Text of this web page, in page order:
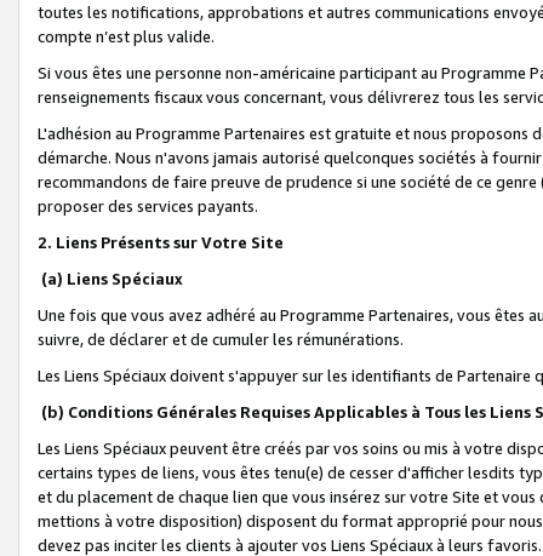
toutes les notifications, approbations et autres communications
compte n’est plus valide.
Si vous êtes une personne non-américaine participant au
renseignements fiscaux vous concernant, vous délivrerez tous les
L'adhésion au Programme Partenaires est gratuite et nous proposons
démarche. Nous n'avons jamais autorisé quelconques sociétés à
recommandons de faire preuve de prudence si une société de ce
proposer des services payants.
2. Liens Présents sur Votre Site
(a) Liens Spéciaux
Une fois que vous avez adhéré au Programme Partenaires, vous êtes
suivre, de déclarer et de cumuler les rémunérations.
Les Liens Spéciaux doivent s'appuyer sur les identifiants de Partenaire
(b) Conditions Générales Requises Applicables à Tous les Liens
Les Liens Spéciaux peuvent être créés par vos soins ou mis à votre
certains types de liens, vous êtes tenu(e) de cesser d'afficher lesdits
et du placement de chaque lien que vous insérez sur votre Site et
mettions à votre disposition) disposent du format approprié pour
devez pas inciter les clients à ajouter vos Liens Spéciaux à leurs